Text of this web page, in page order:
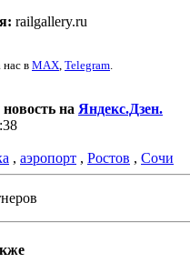
railgallery.ru
в MAX, Telegram.
на Яндекс.Дзен.
, аэропорт , Ростов , Сочи